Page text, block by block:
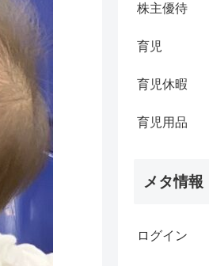
株主優待
育児
育児休暇
育児用品
メタ情報
ログイン